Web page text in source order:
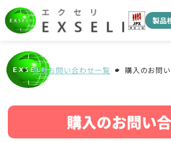
製品
各種お問い合わせ一覧 購入のお問
購入のお問い